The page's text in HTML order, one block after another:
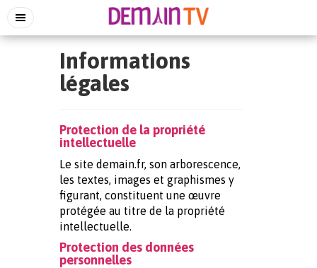
Informations
légales
Protection de la propriété
intellectuelle
Le site demain.fr, son arborescence,
les textes, images et graphismes y
figurant, constituent une œuvre
protégée au titre de la propriété
intellectuelle.
Protection des données
personnelles